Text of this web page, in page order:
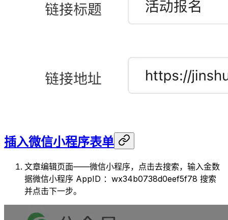
插入微信小程序表单
文章编辑页面——微信小程序，点击去搜索，输入金数
据微信小程序 AppID ：wx34b0738d0eef5f78 搜索
并点击下一步。